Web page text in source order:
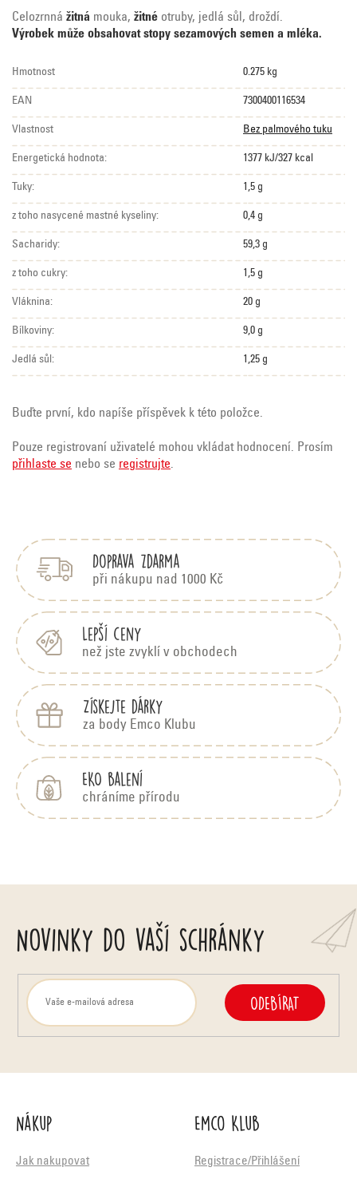
Celozrnná žitná mouka, žitné otruby, jedlá sůl, droždí.
Výrobek může obsahovat stopy sezamových semen a mléka.
Hmotnost 0.275 kg
EAN 7300400116534
Vlastnost Bez palmového tuku
Energetická hodnota: 1377 kJ/327 kcal
Tuky: 1,5 g
z toho nasycené mastné kyseliny: 0,4 g
Sacharidy: 59,3 g
z toho cukry: 1,5 g
Vláknina: 20 g
Bílkoviny: 9,0 g
Jedlá sůl: 1,25 g
Buďte první, kdo napíše příspěvek k této položce.
Pouze registrovaní uživatelé mohou vkládat hodnocení. Prosím
přihlaste se nebo se registrujte.
ý
p
h
o
n
o
n
Doprava zdarma
při nákupu nad 1000 Kč
Lepší ceny
než jste zvyklí v obchodech
Získejte dárky
za body Emco Klubu
EKO balení
chráníme přírodu
Novinky do vaší schránky
ODEBÍRAT
Nákup
Jak nakupovat
Emco Klub
Registrace/Přihlášení